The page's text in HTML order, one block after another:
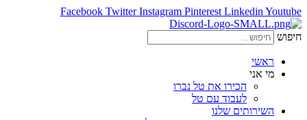
Facebook Twitter Instagram Pinterest Linkedin Youtube
חיפוש
ראשי
מי אני
הכירו את טל נברו
לעבוד עם טל
השירותים שלנו